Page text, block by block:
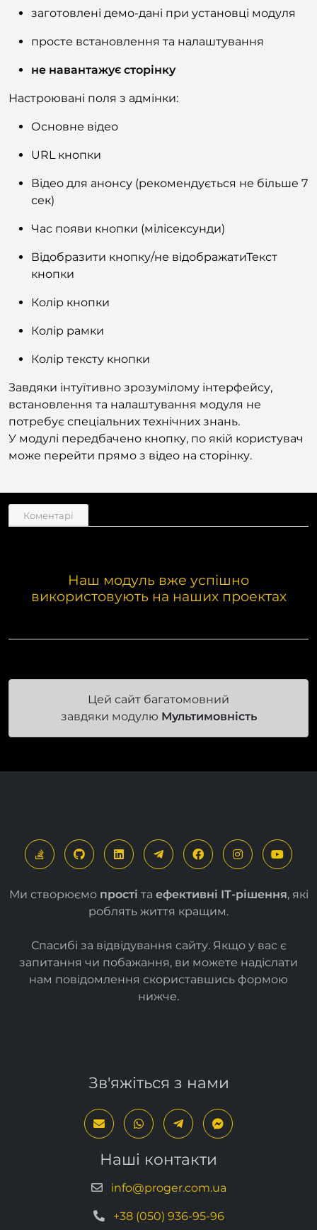
настроювані поля
заготовлені демо-дані при установці модуля
просте встановлення та налаштування
не навантажує сторінку
Настроювані поля з адмінки:
Основне відео
URL кнопки
Відео для анонсу (рекомендується не більше 7
сек)
Час появи кнопки (мілісексунди)
Відобразити кнопку/не відображатиТекст
кнопки
Колір кнопки
Колір рамки
Колір тексту кнопки
Завдяки інтуїтивно зрозумілому інтерфейсу,
встановлення та налаштування модуля не
потребує спеціальних технічних знань.
У модулі передбачено кнопку, по якій користувач
Наш модуль вже успішно
Цей сайт багатомовний
завдяки модулюМультимовність
Ми створюємопрості таефективні ІТ-рішення
Спасибі за відвідування сайту. Якщо у вас є
запитання чи побажання, ви можете надіслати
нам повідомлення скориставшись формою
Зв'яжіться з нами
Наші контакти
info@proger.com.ua